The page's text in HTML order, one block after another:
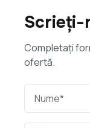
Scrieți-
Completați
ofertă.